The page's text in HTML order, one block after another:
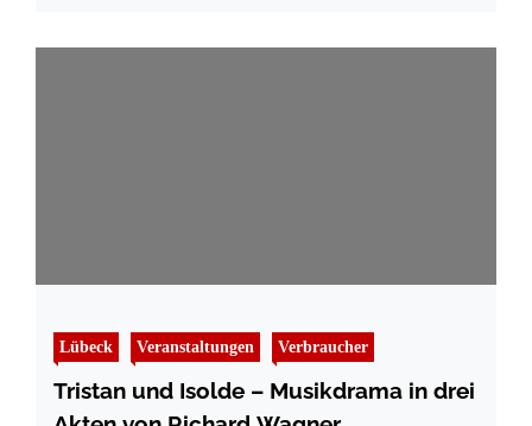
Lübeck Veranstaltungen Verbraucher
Tristan und Isolde – Musikdrama in drei